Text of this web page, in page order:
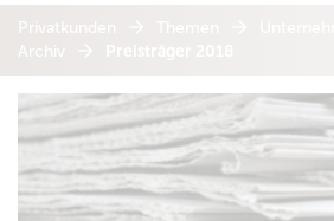
Privatkunden
Archiv